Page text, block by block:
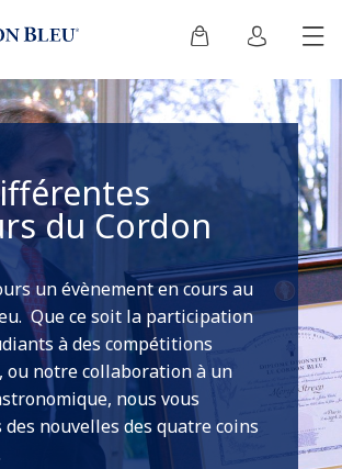
du Cordon
un évènement en cours au
Que ce soit la participation
à des compétitions
ou notre collaboration à un
nous vous
nouvelles des quatre coins